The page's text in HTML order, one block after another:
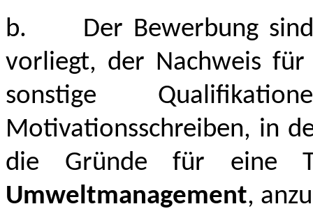
b.
Der Bewerbung
vorliegt, der Nachweis
sonstige
Motivationsschreiben, in
die Gründe für eine
Umweltmanagement,